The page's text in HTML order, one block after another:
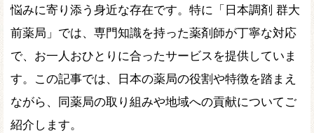
悩みに寄り添う身近な存在です。特に「日本調剤 群大
前薬局」では、専門知識を持った薬剤師が丁寧な対応
で、お一人おひとりに合ったサービスを提供していま
す。この記事では、日本の薬局の役割や特徴を踏まえ
ながら、同薬局の取り組みや地域への貢献についてご
紹介します。